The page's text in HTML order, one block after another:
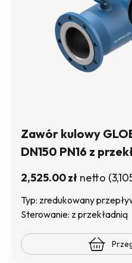
Zawór kulowy
DN150 PN16 z
2,525.00zł netto (
Typ: zredukowany
Sterowanie: z przekładnią